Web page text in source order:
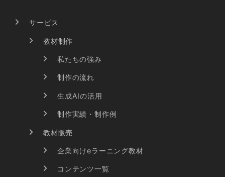
サービス
教材制作
私たちの強み
制作の流れ
生成AIの活用
制作実績・制作例
教材販売
企業向けeラーニング教材
コンテンツ一覧